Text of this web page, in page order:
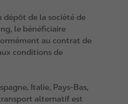
dépôt de la société de
le bénéficiaire
au contrat de
conditions de
Italie, Pays‑Bas,
alternatif est